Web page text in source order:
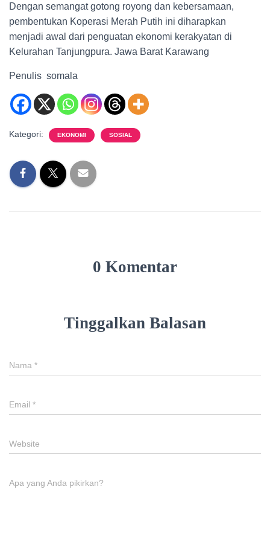
Dengan semangat gotong royong dan kebersamaan,
pembentukan Koperasi Merah Putih ini diharapkan
menjadi awal dari penguatan ekonomi kerakyatan di
Kelurahan Tanjungpura. Jawa Barat Karawang
Penulis somala
Kategori: EKONOMI SOSIAL
0 Komentar
Tinggalkan Balasan
Nama *
Email *
Website
Apa yang Anda pikirkan?